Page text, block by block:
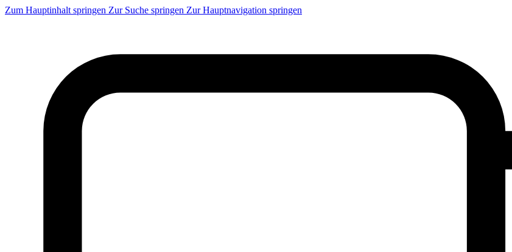
Zum Hauptinhalt springen Zur Suche springen Zur Hauptnavigation springen